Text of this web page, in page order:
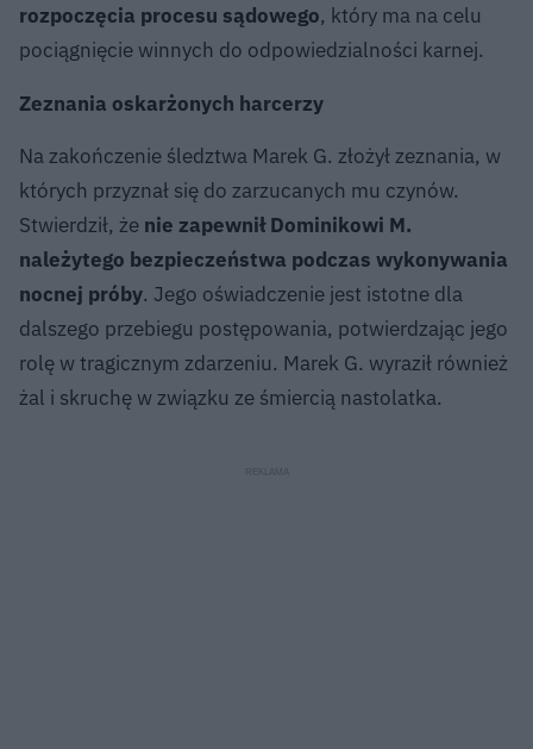
rozpoczęcia procesu sądowego, który ma na celu
pociągnięcie winnych do odpowiedzialności karnej.
Zeznania oskarżonych harcerzy
Na zakończenie śledztwa Marek G. złożył zeznania, w
których przyznał się do zarzucanych mu czynów.
Stwierdził, że nie zapewnił Dominikowi M.
należytego bezpieczeństwa podczas wykonywania
nocnej próby. Jego oświadczenie jest istotne dla
dalszego przebiegu postępowania, potwierdzając jego
rolę w tragicznym zdarzeniu. Marek G. wyraził również
żal i skruchę w związku ze śmiercią nastolatka.